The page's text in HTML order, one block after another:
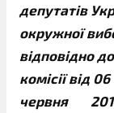
депутатів
окружної
відповідно
комісії від
червня